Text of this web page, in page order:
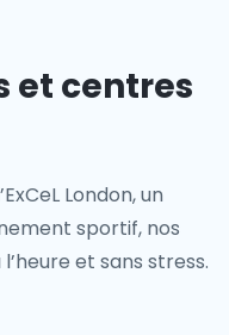
et centres
London, un
sportif, nos
et sans stress.